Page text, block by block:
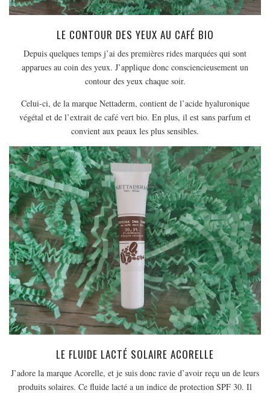
LE CONTOUR DES YEUX AU CAFÉ BIO
Depuis quelques temps j’ai des premières rides marquées qui sont
apparues au coin des yeux. J’applique donc consciencieusement un
contour des yeux chaque soir.
Celui-ci, de la marque Nettaderm, contient de l’acide hyaluronique
végétal et de l’extrait de café vert bio. En plus, il est sans parfum et
convient aux peaux les plus sensibles.
LE FLUIDE LACTÉ SOLAIRE ACORELLE
J’adore la marque Acorelle, et je suis donc ravie d’avoir reçu un de leurs
produits solaires. Ce fluide lacté a un indice de protection SPF 30. Il